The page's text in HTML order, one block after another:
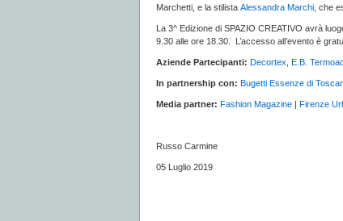
Marchetti, e la stilista Alessandra Marchi che
La 3^ Edizione di SPAZIO CREATIVO avrà
9.30 alle ore 18.30. L’accesso all’evento è
Aziende Partecipanti: Decortex E.B.
In partnership con: Bugetti Essenze di
Media partner: Fashion Magazine | Firenze
Russo Carmine
05 Luglio 2019